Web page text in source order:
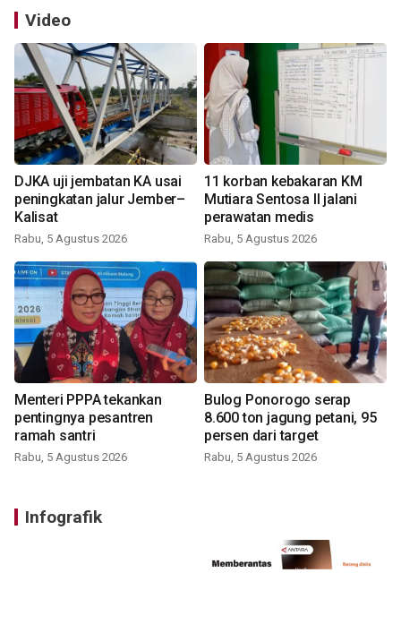
Video
DJKA uji jembatan KA usai
peningkatan jalur Jember–
Kalisat
Rabu, 5 Agustus 2026
11 korban kebakaran KM
Mutiara Sentosa II jalani
perawatan medis
Rabu, 5 Agustus 2026
Menteri PPPA tekankan
pentingnya pesantren
ramah santri
Rabu, 5 Agustus 2026
Bulog Ponorogo serap
8.600 ton jagung petani, 95
persen dari target
Rabu, 5 Agustus 2026
Infografik